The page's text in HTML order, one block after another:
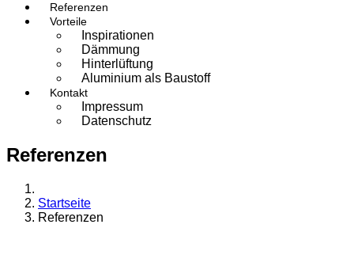
Referenzen
Vorteile
Inspirationen
Dämmung
Hinterlüftung
Aluminium als Baustoff
Kontakt
Impressum
Datenschutz
Referenzen
Startseite
Referenzen